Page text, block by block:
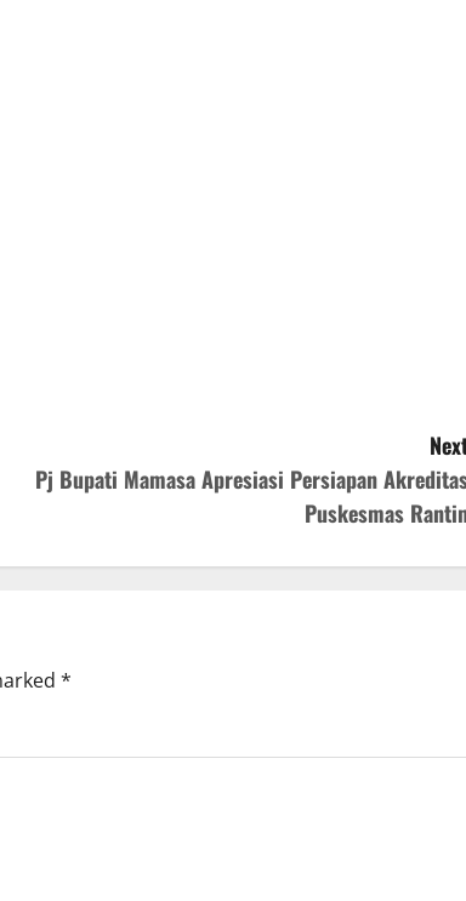
Pj Bupati Mamasa Apresiasi Persiapan
Puskesmas
*